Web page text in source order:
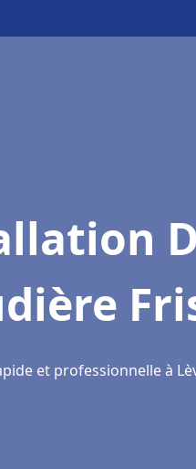
et professionnelle à